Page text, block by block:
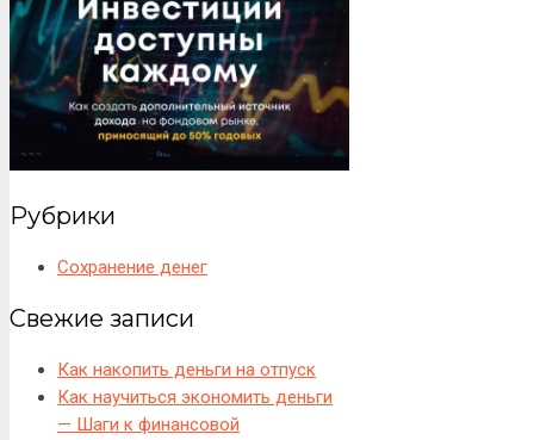
Рубрики
Сохранение денег
Свежие записи
Как накопить деньги на отпуск
Как научиться экономить деньги
— Шаги к финансовой